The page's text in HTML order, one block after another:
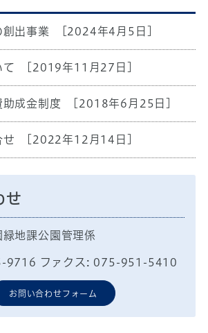
出事業 [2024年4月5日]
て [2019年11月27日]
成金制度 [2018年6月25日]
せ [2022年12月14日]
せ
地課公園管理係
9716 ファクス: 075-951-5410
お問い合わせフォーム